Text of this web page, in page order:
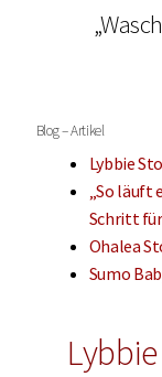
Blog – Artikel
Lybbie
„So läuft
Schritt
Ohalea
Sumo